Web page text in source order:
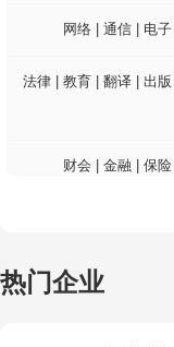
网络 | 通信 | 电子
法律 | 教育 | 翻译 | 出版
财会 | 金融 | 保险
建筑 | 装修 | 物业 | 其他
热门企业